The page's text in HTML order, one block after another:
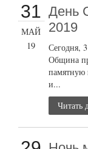
31
МАЙ
19
День
2019
Сегодня,
Община
и...
Читать